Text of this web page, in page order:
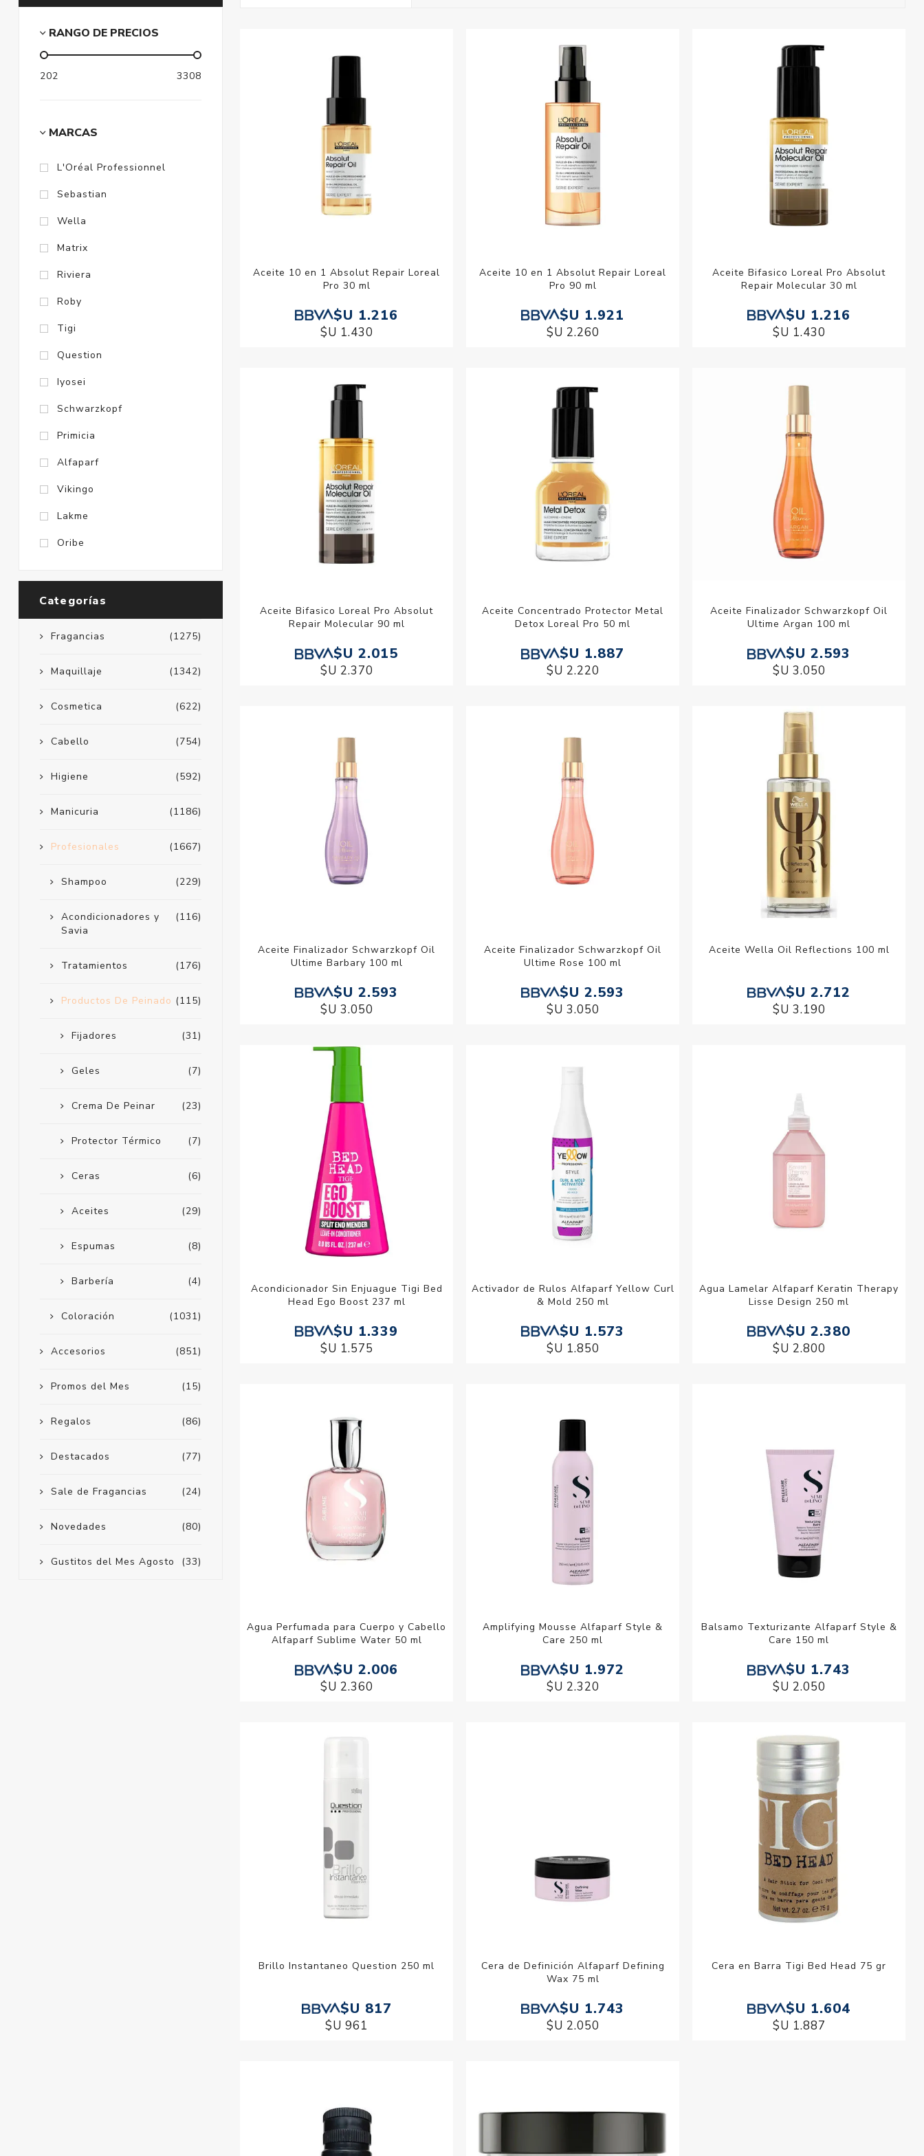
Aceite 10 en 1 Absolut Repair Loreal
Pro 30 ml
$U 1.216
$U 1.430
Aceite 10 en 1 Absolut Repair Loreal
Pro 90 ml
$U 1.921
$U 2.260
Aceite Bifasico Loreal Pro Absolut
Repair Molecular 30 ml
$U 1.216
$U 1.430
Aceite Bifasico Loreal Pro Absolut
Repair Molecular 90 ml
$U 2.015
$U 2.370
Aceite Concentrado Protector Metal
Detox Loreal Pro 50 ml
$U 1.887
$U 2.220
Aceite Finalizador Schwarzkopf Oil
Ultime Argan 100 ml
$U 2.593
$U 3.050
Aceite Finalizador Schwarzkopf Oil
Ultime Barbary 100 ml
$U 2.593
$U 3.050
Aceite Finalizador Schwarzkopf Oil
Ultime Rose 100 ml
$U 2.593
$U 3.050
Aceite Wella Oil Reflections 100 ml
$U 2.712
$U 3.190
Acondicionador Sin Enjuague Tigi Bed
Head Ego Boost 237 ml
$U 1.339
$U 1.575
Activador de Rulos Alfaparf Yellow Curl
& Mold 250 ml
$U 1.573
$U 1.850
Agua Lamelar Alfaparf Keratin Therapy
Lisse Design 250 ml
$U 2.380
$U 2.800
Agua Perfumada para Cuerpo y Cabello
Alfaparf Sublime Water 50 ml
$U 2.006
$U 2.360
Amplifying Mousse Alfaparf Style &
Care 250 ml
$U 1.972
$U 2.320
Balsamo Texturizante Alfaparf Style &
Care 150 ml
$U 1.743
$U 2.050
Brillo Instantaneo Question 250 ml
$U 817
$U 961
Cera de Definición Alfaparf Defining
Wax 75 ml
$U 1.743
$U 2.050
Cera en Barra Tigi Bed Head 75 gr
$U 1.604
$U 1.887
RANGO DE PRECIOS
202 3308
MARCAS
L'Oréal Professionnel
Sebastian
Wella
Matrix
Riviera
Roby
Tigi
Question
Iyosei
Schwarzkopf
Primicia
Alfaparf
Vikingo
Lakme
Oribe
Categorías
(1275)
Fragancias
(1342)
Maquillaje
(622)
Cosmetica
(754)
Cabello
(592)
Higiene
(1186)
Manicuria
(1667)
Profesionales
(229)
Shampoo
(116)
Acondicionadores y
Savia
(176)
Tratamientos
(115)
Productos De Peinado
(31)
Fijadores
(7)
Geles
(23)
Crema De Peinar
(7)
Protector Térmico
(6)
Ceras
(29)
Aceites
(8)
Espumas
(4)
Barbería
(1031)
Coloración
(851)
Accesorios
(15)
Promos del Mes
(86)
Regalos
(77)
Destacados
(24)
Sale de Fragancias
(80)
Novedades
(33)
Gustitos del Mes Agosto